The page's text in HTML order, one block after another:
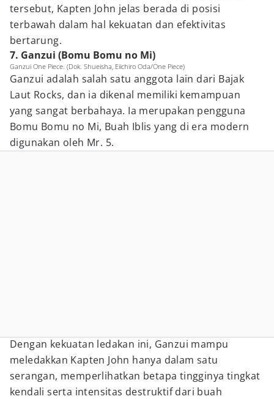
tersebut, Kapten John jelas berada di posisi
terbawah dalam hal kekuatan dan efektivitas
bertarung.
7. Ganzui (Bomu Bomu no Mi)
Ganzui One Piece. (Dok. Shueisha, Eiichiro Oda/One Piece)
Ganzui adalah salah satu anggota lain dari Bajak
Laut Rocks, dan ia dikenal memiliki kemampuan
yang sangat berbahaya. Ia merupakan pengguna
Bomu Bomu no Mi, Buah Iblis yang di era modern
digunakan oleh Mr. 5.
Dengan kekuatan ledakan ini, Ganzui mampu
meledakkan Kapten John hanya dalam satu
serangan, memperlihatkan betapa tingginya tingkat
kendali serta intensitas destruktif dari buah